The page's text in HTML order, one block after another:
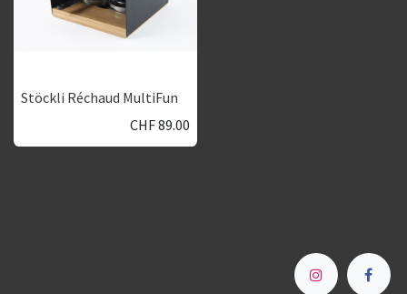
Stöckli Réchaud MultiFun
CHF89.00